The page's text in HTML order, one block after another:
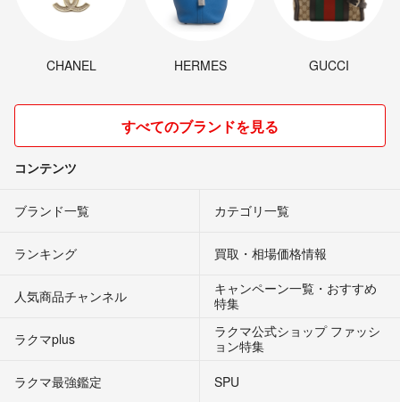
CHANEL HERMES GUCCI
すべてのブランドを見る
コンテンツ
ブランド一覧 カテゴリ一覧
ランキング 買取・相場価格情報
人気商品チャンネル
キャンペーン一覧・おすすめ
特集
ラクマplus
ラクマ公式ショップ ファッシ
ョン特集
ラクマ最強鑑定
SPU